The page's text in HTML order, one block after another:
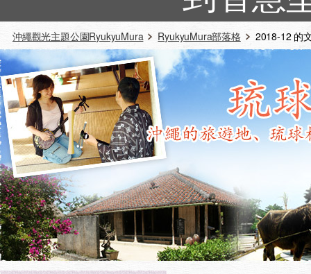
沖繩觀光主題公園RyukyuMura RyukyuMura部落格 2018-12 的